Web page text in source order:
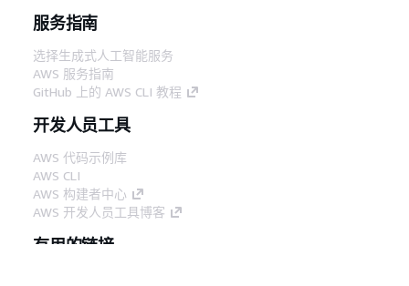
服务指南
选择生成式人工智能服务
AWS 服务指南
GitHub 上的 AWS CLI 教程
开发人员工具
AWS 代码示例库
AWS CLI
AWS 构建者中心
AWS 开发人员工具博客
有用的链接